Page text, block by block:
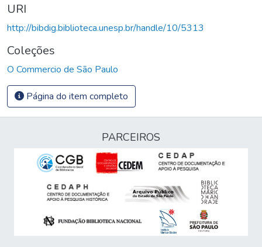
URI
http://bibdig.biblioteca.unesp.br/handle/10/5313
Coleções
O Commercio de São Paulo
Página do item completo
PARCEIROS